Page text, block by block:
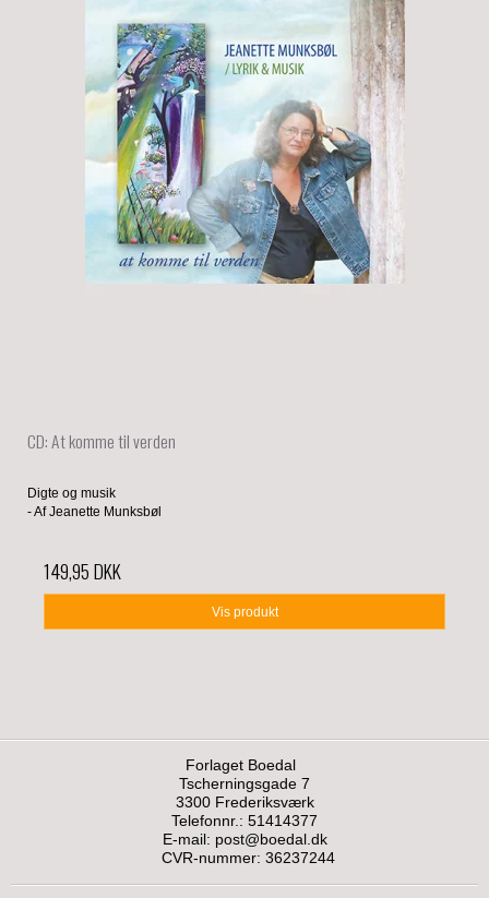
CD: At komme til verden
Digte og musik
- Af Jeanette Munksbøl
149,95 DKK
Vis produkt
Forlaget Boedal
Tscherningsgade 7
3300 Frederiksværk
Telefonnr.: 51414377
E-mail: post@boedal.dk
CVR-nummer: 36237244